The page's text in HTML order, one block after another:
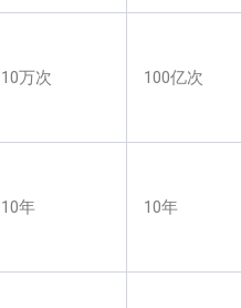
10万次 100亿次
10年 10年